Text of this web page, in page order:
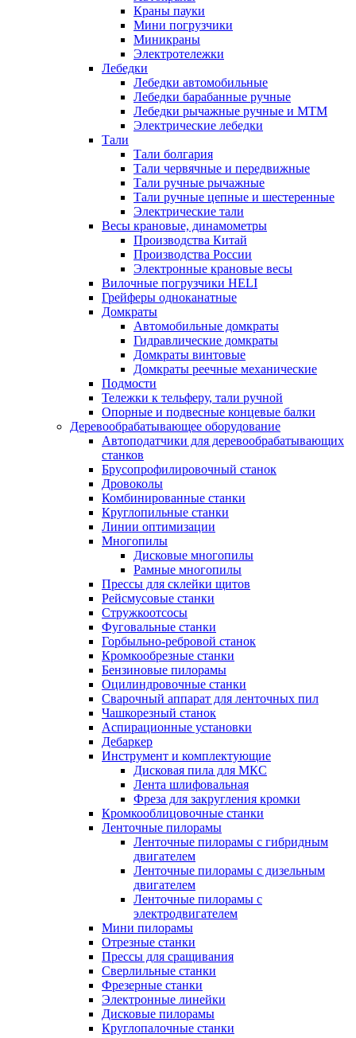
Краны пауки
Мини погрузчики
Миникраны
Электротележки
Лебедки
Лебедки автомобильные
Лебедки барабанные ручные
Лебедки рычажные ручные и МТМ
Электрические лебедки
Тали
Тали болгария
Тали червячные и передвижные
Тали ручные рычажные
Тали ручные цепные и шестеренные
Электрические тали
Весы крановые, динамометры
Производства Китай
Производства России
Электронные крановые весы
Вилочные погрузчики HELI
Грейферы одноканатные
Домкраты
Автомобильные домкраты
Гидравлические домкраты
Домкраты винтовые
Домкраты реечные механические
Подмости
Тележки к тельферу, тали ручной
Опорные и подвесные концевые балки
Деревообрабатывающее оборудование
Автоподатчики для деревообрабатывающих
станков
Брусопрофилировочный станок
Дровоколы
Комбинированные станки
Круглопильные станки
Линии оптимизации
Многопилы
Дисковые многопилы
Рамные многопилы
Прессы для склейки щитов
Рейсмусовые станки
Стружкоотсосы
Фуговальные станки
Горбыльно-ребровой станок
Кромкообрезные станки
Бензиновые пилорамы
Оцилиндровочные станки
Сварочный аппарат для ленточных пил
Чашкорезный станок
Аспирационные установки
Дебаркер
Инструмент и комплектующие
Дисковая пила для МКС
Лента шлифовальная
Фреза для закругления кромки
Кромкооблицовочные станки
Ленточные пилорамы
Ленточные пилорамы с гибридным
двигателем
Ленточные пилорамы с дизельным
двигателем
Ленточные пилорамы с
электродвигателем
Мини пилорамы
Отрезные станки
Прессы для сращивания
Сверлильные станки
Фрезерные станки
Электронные линейки
Дисковые пилорамы
Круглопалочные станки